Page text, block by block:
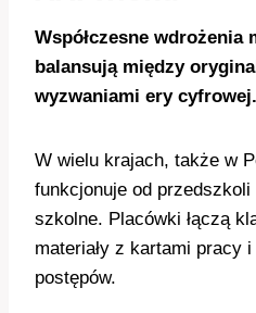
Współczesne wdrożenia
balansują między
wyzwaniami ery cyfrowej.
W wielu krajach, także w
funkcjonuje od
szkolne. Placówki łączą
materiały z kartami pracy
postępów.